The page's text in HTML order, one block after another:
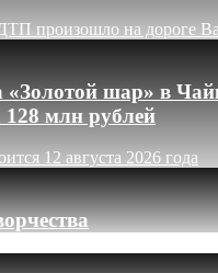
произошло на дороге
«Золотой шар» в
128 млн рублей
12 августа 2026 года